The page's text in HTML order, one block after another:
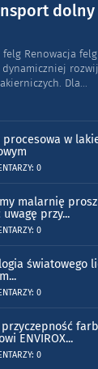
dolny
Renowacja
Dla...
procesowa w
0
malarnię
uwagę przy...
0
światowego
...
0
ENVIROX...
0